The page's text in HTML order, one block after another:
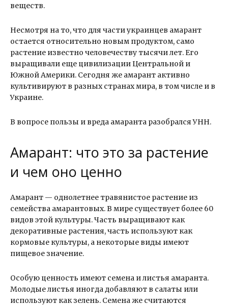
веществ.
Несмотря на то, что для части украинцев амарант
остается относительно новым продуктом, само
растение известно человечеству тысячи лет. Его
выращивали еще цивилизации Центральной и
Южной Америки. Сегодня же амарант активно
культивируют в разных странах мира, в том числе и в
Украине.
В вопросе пользы и вреда амаранта разобрался УНН.
Амарант: что это за растение
и чем оно ценно
Амарант — однолетнее травянистое растение из
семейства амарантовых. В мире существует более 60
видов этой культуры. Часть выращивают как
декоративные растения, часть используют как
кормовые культуры, а некоторые виды имеют
пищевое значение.
Особую ценность имеют семена и листья амаранта.
Молодые листья иногда добавляют в салаты или
используют как зелень. Семена же считаются